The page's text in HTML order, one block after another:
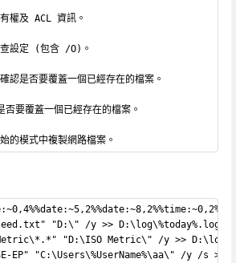
權及 ACL 資訊。
設定 (包含 /O)。
是否要覆蓋一個已經存在的檔案。
要覆蓋一個已經存在的檔案。
模式中複製網路檔案。
"D:\" /y >> D:\log\%today%.log
"D:\ISO Metric\" /y >>
EP" "C:\Users\%UserName%\aa\" /y /s >>